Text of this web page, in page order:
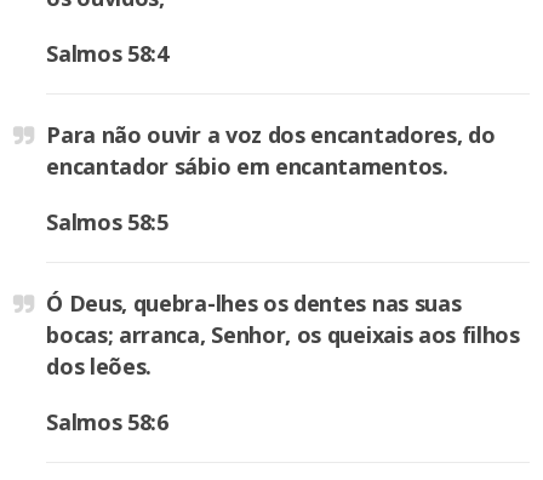
Salmos 58:4
Para não ouvir a voz dos encantadores, do
encantador sábio em encantamentos.
Salmos 58:5
Ó Deus, quebra-lhes os dentes nas suas
bocas; arranca, Senhor, os queixais aos filhos
dos leões.
Salmos 58:6